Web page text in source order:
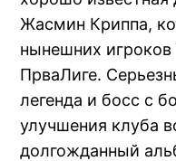
Жасмин Криппа,
нынешних игроков
ПрваЛиге.
легенда и босс с
улучшения клуба
долгожданный